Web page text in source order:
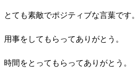
とても素敵でポジティブな言葉です。
用事をしてもらってありがとう。
時間をとってもらってありがとう。